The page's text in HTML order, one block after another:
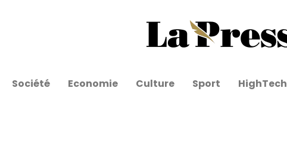
Société Economie Culture Sport HighTech